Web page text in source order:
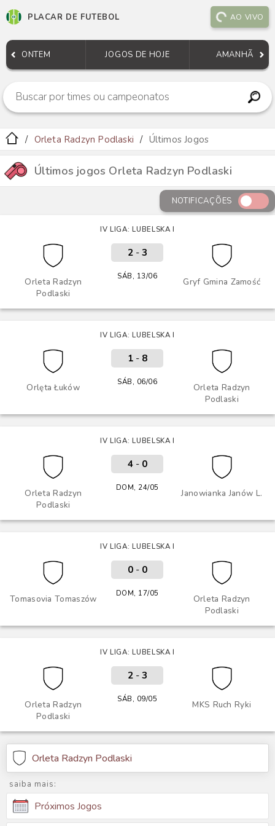
PLACAR DE FUTEBOL AO VIVO
ONTEM JOGOS DE HOJE AMANHÃ
Orleta Radzyn Podlaski Últimos Jogos
Últimos jogos Orleta Radzyn Podlaski
NOTIFICAÇÕES
IV LIGA: LUBELSKA I
Orleta Radzyn
Podlaski
Gryf Gmina Zamość
2- 3
SÁB, 13/06
IV LIGA: LUBELSKA I
Orlęta Łuków
Orleta Radzyn
Podlaski
1- 8
SÁB, 06/06
IV LIGA: LUBELSKA I
Orleta Radzyn
Podlaski
Janowianka Janów L.
4- 0
DOM, 24/05
IV LIGA: LUBELSKA I
Tomasovia Tomaszów
Orleta Radzyn
Podlaski
0- 0
DOM, 17/05
IV LIGA: LUBELSKA I
Orleta Radzyn
Podlaski
MKS Ruch Ryki
2- 3
SÁB, 09/05
Orleta Radzyn Podlaski
saiba mais:
Próximos Jogos